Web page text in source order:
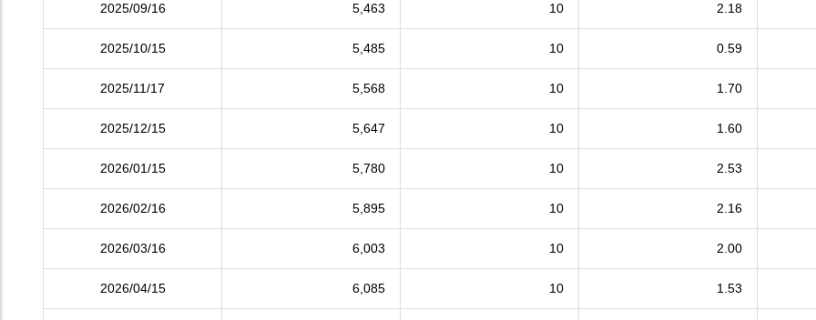
2025/09/16 5,463 10 2.18
2025/10/15 5,485 10 0.59
2025/11/17 5,568 10 1.70
2025/12/15 5,647 10 1.60
2026/01/15 5,780 10 2.53
2026/02/16 5,895 10 2.16
2026/03/16 6,003 10 2.00
2026/04/15 6,085 10 1.53